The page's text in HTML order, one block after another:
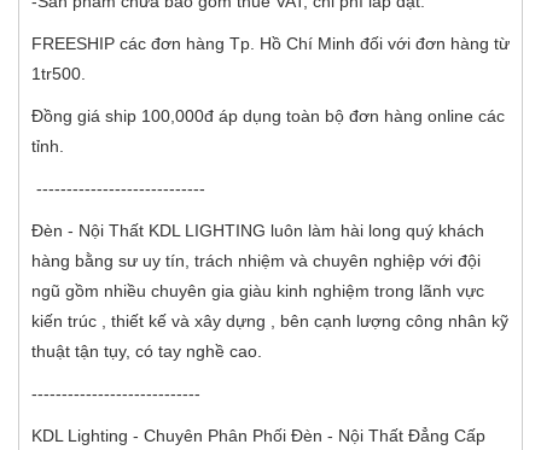
FREESHIP các đơn hàng Tp. Hồ Chí Minh đối với đơn hàng từ
1tr500.
Đồng giá ship 100,000đ áp dụng toàn bộ đơn hàng online các
tỉnh.
----------------------------
Đèn - Nội Thất KDL LIGHTING luôn làm hài long quý khách
hàng bằng sư uy tín, trách nhiệm và chuyên nghiệp với đội
ngũ gồm nhiều chuyên gia giàu kinh nghiệm trong lãnh vực
kiến trúc , thiết kế và xây dựng , bên cạnh lượng công nhân kỹ
thuật tận tụy, có tay nghề cao.
----------------------------
KDL Lighting - Chuyên Phân Phối Đèn - Nội Thất Đẳng Cấp